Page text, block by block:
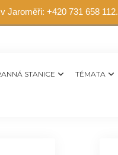
Jaroměři: +420 731 658 112.
STANICE TÉMATA